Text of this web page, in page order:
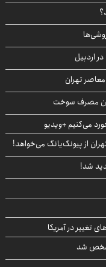
تهران
می‌کنیم +ویدیو
از پیونگ‌یانگ می‌خواهد!
شد!
تغییر در آمریکا
شد